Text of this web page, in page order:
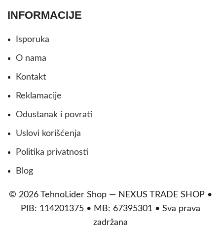
INFORMACIJE
Isporuka
O nama
Kontakt
Reklamacije
Odustanak i povrati
Uslovi korišćenja
Politika privatnosti
Blog
© 2026 TehnoLider Shop — NEXUS TRADE SHOP •
PIB: 114201375 • MB: 67395301 • Sva prava
zadržana